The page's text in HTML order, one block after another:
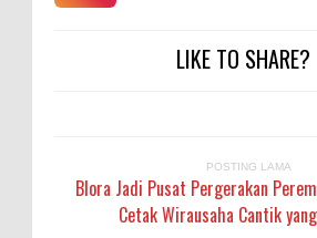
LIKE TO SHARE?
POSTING LAMA
Blora Jadi Pusat Pergerakan
Cetak Wirausaha Cantik